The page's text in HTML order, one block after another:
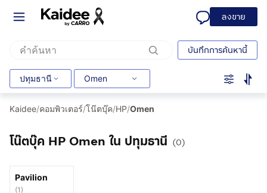
ลงขาย
บันทึกการค้นหานี้
ปทุมธานี Omen
Kaidee/คอมพิวเตอร์/โน๊ตบุ๊ค/HP/Omen
โน๊ตบุ๊ค HP Omen ใน ปทุมธานี (0)
Pavilion
(1 )